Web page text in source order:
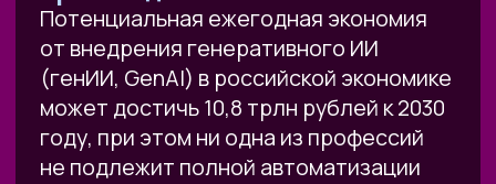
БЕСПЛАТНЫЙ
‣ Участие в практикуме
‣ Возможность задать вопросы
онлайн
ЗАРЕГИСТРИРОВАТЬСЯ БЕСПЛАТНО